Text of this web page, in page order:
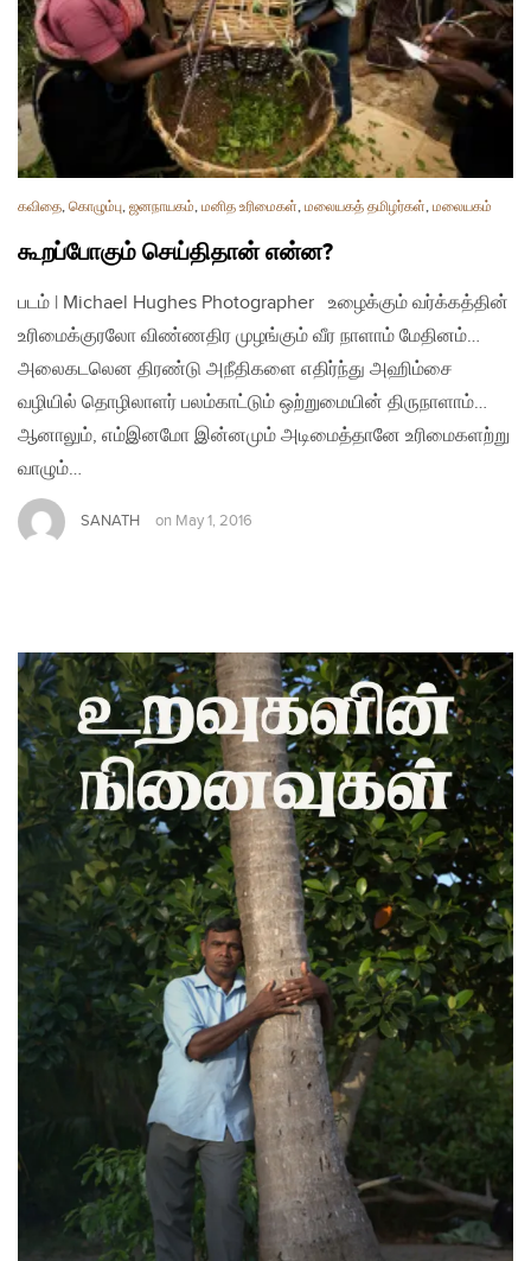
கவிதை, கொழும்பு, ஜனநாயகம், மனித உரிமைகள், மலையகத் தமிழர்கள், மலையகம்
கூறப்போகும் செய்திதான் என்ன?
படம் | Michael Hughes Photographer உழைக்கும் வர்க்கத்தின்
உரிமைக்குரலோ விண்ணதிர முழங்கும் வீர நாளாம் மேதினம்…
அலைகடலென திரண்டு அநீதிகளை எதிர்ந்து அஹிம்சை
வழியில் தொழிலாளர் பலம்காட்டும் ஒற்றுமையின் திருநாளாம்…
ஆனாலும், எம்இனமோ இன்னமும் அடிமைத்தானே உரிமைகளற்று
வாழும்…
SANATH on May 1, 2016